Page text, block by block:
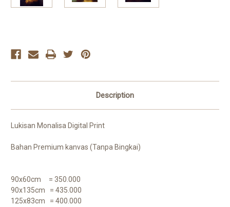
Description
Lukisan Monalisa Digital Print
Bahan Premium kanvas (Tanpa Bingkai)
90x60cm = 350.000
90x135cm = 435.000
125x83cm = 400.000